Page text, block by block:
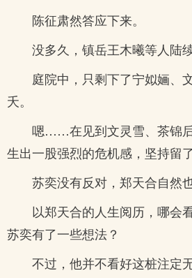
陈征肃然答应下来。
没多久，镇岳王木曦等人陆续
庭院中，只剩下了宁姒婳、
夭。
嗯……在见到文灵雪、茶锦
生出一股强烈的危机感，坚持留了
苏奕没有反对，郑天合自然
以郑天合的人生阅历，哪会
苏奕有了一些想法？
不过，他并不看好这桩注定